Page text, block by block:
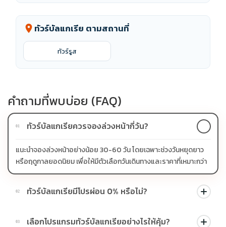
location_on ทัวร์บัลแกเรีย ตามสถานที่
ทัวร์รูส
คำถามที่พบบ่อย (FAQ)
01 ทัวร์บัลแกเรียควรจองล่วงหน้ากี่วัน?
แนะนำจองล่วงหน้าอย่างน้อย 30-60 วัน โดยเฉพาะช่วงวันหยุดยาว
หรือฤดูกาลยอดนิยม เพื่อให้มีตัวเลือกวันเดินทางและราคาที่เหมาะกว่า
02 ทัวร์บัลแกเรียมีโปรผ่อน 0% หรือไม่?
บางโปรแกรมมีโปรผ่อน 0% หรือโปรโมชั่นบัตรเครดิตตามเงื่อนไขที่
03 เลือกโปรแกรมทัวร์บัลแกเรียอย่างไรให้คุ้ม?